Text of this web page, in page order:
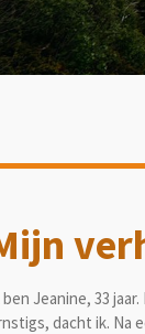
ben Jeanine, 33
dacht ik. Na